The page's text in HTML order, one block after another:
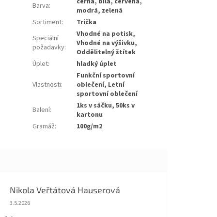
Barva:
modrá, zelená
Sortiment:
Trička
Speciální
požadavky:
Vhodné na potisk,
Vhodné na výšivku,
Oddělitelný štítek
Úplet: hladký úplet
Vlastnosti:
Funkční sportovní
oblečení, Letní
sportovní oblečení
Balení:
1ks v sáčku, 50ks v
kartonu
Gramáž: 100g/m2
Nikola Veřtátová Hauserová
Hodnocení obchodu je 5 z 5 hvězdiček.
3.5.2026